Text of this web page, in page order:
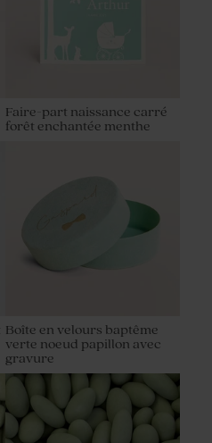
Faire-part naissance carré
forêt enchantée menthe
Boîte en velours baptême
verte noeud papillon avec
gravure